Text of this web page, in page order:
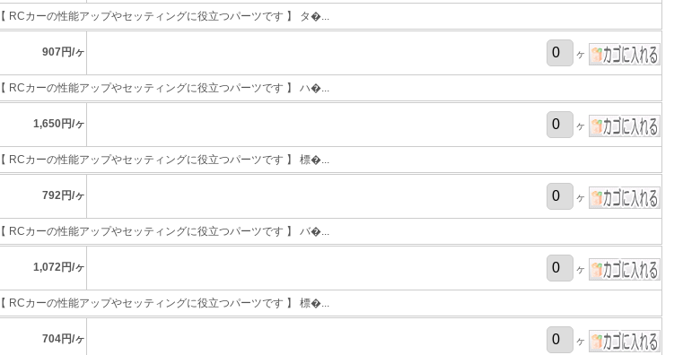
【 RCカーの性能アップやセッティングに役立つパーツです 】 タ�...
907円/ヶ ヶ
【 RCカーの性能アップやセッティングに役立つパーツです 】 ハ�...
1,650円/ヶ ヶ
【 RCカーの性能アップやセッティングに役立つパーツです 】 標�...
792円/ヶ ヶ
【 RCカーの性能アップやセッティングに役立つパーツです 】 バ�...
1,072円/ヶ ヶ
【 RCカーの性能アップやセッティングに役立つパーツです 】 標�...
704円/ヶ ヶ